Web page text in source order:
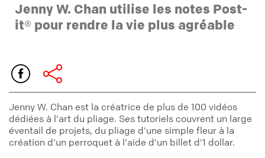
Jenny W. Chan utilise les notes Post-
it® pour rendre la vie plus agréable
Jenny W. Chan est la créatrice de plus de 100 vidéos
dédiées à l'art du pliage. Ses tutoriels couvrent un large
éventail de projets, du pliage d'une simple fleur à la
création d'un perroquet à l'aide d'un billet d'1 dollar.